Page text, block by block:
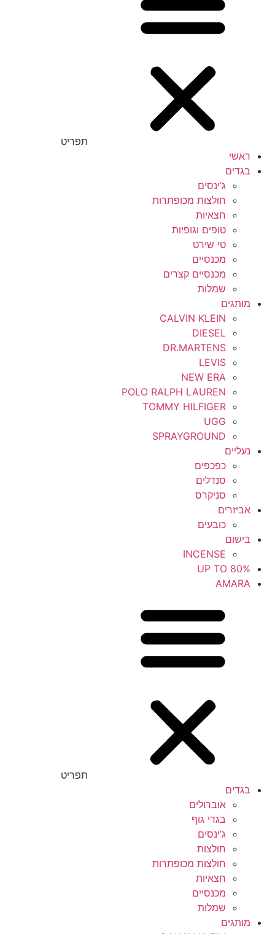
תפריט
ראשי
בגדים
ג’ינסים
חולצות מכופתרות
חצאיות
טופים וגופיות
טי שירט
מכנסיים
מכנסיים קצרים
שמלות
מותגים
CALVIN KLEIN
DIESEL
DR.MARTENS
LEVIS
NEW ERA
POLO RALPH LAUREN
TOMMY HILFIGER
UGG
SPRAYGROUND
נעליים
כפכפים
סנדלים
סניקרס
אביזרים
כובעים
בישום
INCENSE
UP TO 80%
AMARA
תפריט
בגדים
אוברולים
בגדי גוף
ג’ינסים
חולצות
חולצות מכופתרות
חצאיות
מכנסיים
שמלות
מותגים